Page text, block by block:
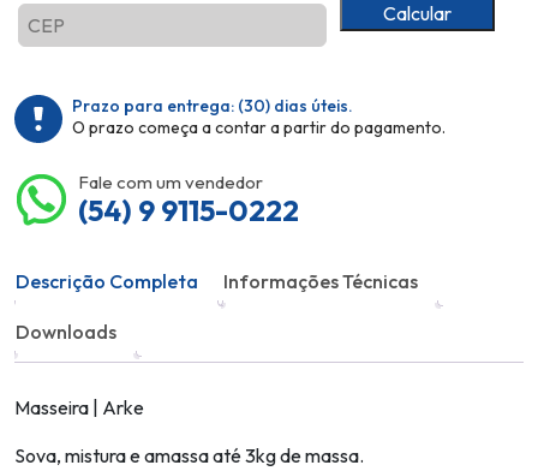
Calcular
Prazo para entrega: (30) dias úteis.
O prazo começa a contar a partir do pagamento.
Fale com um vendedor
(54) 9 9115-0222
Descrição Completa Informações Técnicas
Downloads
Masseira | Arke
Sova, mistura e amassa até 3kg de massa.